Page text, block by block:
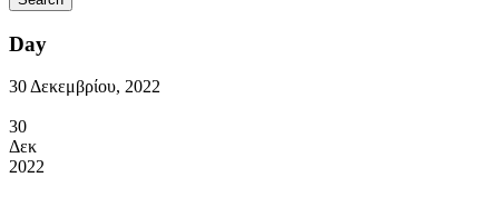
Day
30 Δεκεμβρίου, 2022
30
Δεκ
2022